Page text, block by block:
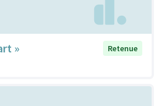
»
Retenue